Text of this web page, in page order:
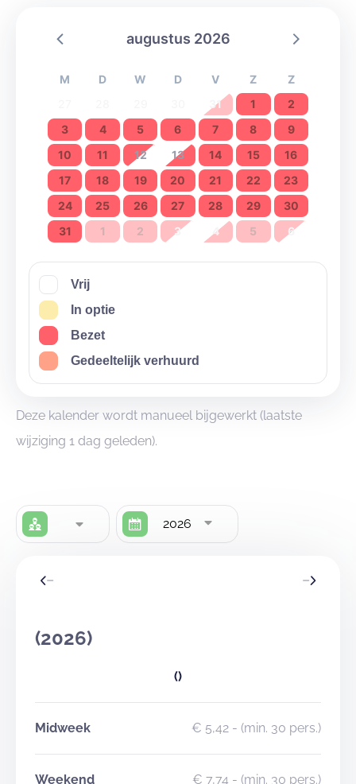
augustus 2026
M D W D V Z
Z
31 1
2
3
4 5 6 7 8
9
10
11 12 13 14 15
16
17
18 19 20 21 22
23
24
25 26 27 28 29
30
31
1 2 3 4 5 6
Vrij
In optie
Bezet
Gedeeltelijk verhuurd
Deze kalender wordt manueel bijgewerkt (laatste
wijziging 1 dag geleden).
2026
(2026)
()
Midweek € 5,42 - (min. 30 pers.)
Weekend € 7,74 - (min. 30 pers.)